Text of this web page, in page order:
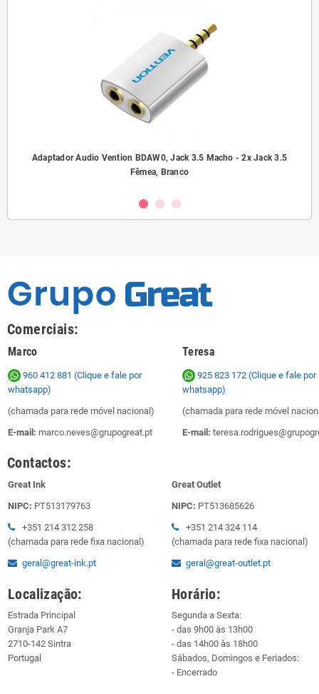
Adaptador Audio Vention BDAW0, Jack 3.5 Macho - 2x Jack 3.5
Fêmea, Branco
Comerciais:
Marco Teresa
960 412 881 (Clique e fale por
whatsapp)
(chamada para rede móvel nacional)
E-mail: marco.neves@grupogreat.pt
925 823 172 (Clique e fale por
whatsapp)
(chamada para rede móvel
E-mail:
Contactos:
Great Ink
NIPC: PT513179763
+351 214 312 258
(chamada para rede fixa nacional)
geral@great-ink.pt
Great Outlet
NIPC: PT513685626
+351 214 324 114
(chamada para rede fixa nacional)
geral@great-outlet.pt
Localização:
Estrada Principal
Granja Park A7
2710-142 Sintra
Portugal
Horário:
Segunda a Sexta:
- das 9h00 às 13h00
- das 14h00 às 18h00
Sábados, Domingos e Feriados:
- Encerrado